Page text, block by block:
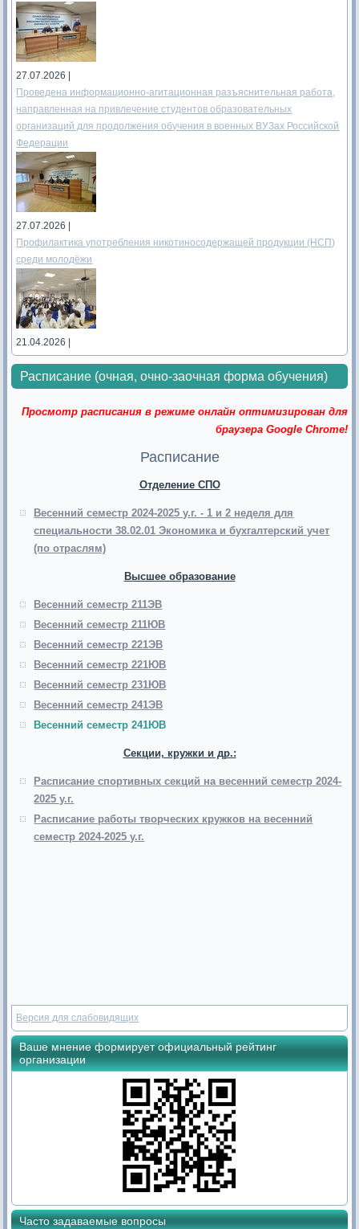
27.07.2026 |
Проведена информационно-агитационная разъяснительная работа,
направленная на привлечение студентов образовательных
организаций для продолжения обучения в военных ВУЗах Российской
Федерации
27.07.2026 |
Профилактика употребления никотиносодержащей продукции (НСП)
среди молодёжи
21.04.2026 |
Расписание (очная, очно-заочная форма обучения)
Просмотр расписания в режиме онлайн оптимизирован для
браузера Google Chrome!
Расписание
Отделение СПО
Весенний семестр 2024-2025 у.г. - 1 и 2 неделя для
специальности 38.02.01 Экономика и бухгалтерский учет
(по отраслям)
Высшее образование
Весенний семестр 211ЭВ
Весенний семестр 211ЮВ
Весенний семестр 221ЭВ
Весенний семестр 221ЮВ
Весенний семестр 231ЮВ
Весенний семестр 241ЭВ
Весенний семестр 241ЮВ
Секции, кружки и др.:
Расписание спортивных секций на весенний семестр 2024-
2025 у.г.
Расписание работы творческих кружков на весенний
семестр 2024-2025 у.г.
Версия для слабовидящих
Ваше мнение формирует официальный рейтинг
организации
Часто задаваемые вопросы